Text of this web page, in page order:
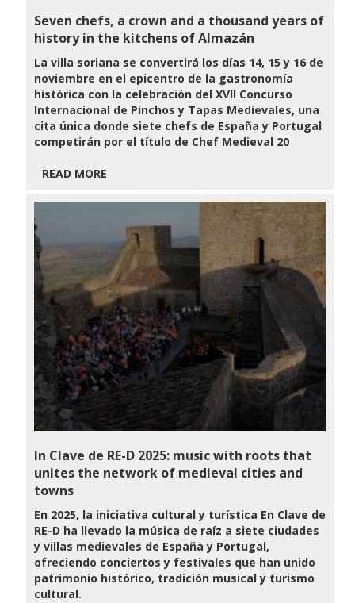
Seven chefs, a crown and a thousand years of
history in the kitchens of Almazán
La villa soriana se convertirá los días 14, 15 y 16 de
noviembre en el epicentro de la gastronomía
histórica con la celebración del XVII Concurso
Internacional de Pinchos y Tapas Medievales, una
cita única donde siete chefs de España y Portugal
competirán por el título de Chef Medieval 20
READ MORE
In Clave de RE-D 2025: music with roots that
unites the network of medieval cities and
towns
En 2025, la iniciativa cultural y turística En Clave de
RE-D ha llevado la música de raíz a siete ciudades
y villas medievales de España y Portugal,
ofreciendo conciertos y festivales que han unido
patrimonio histórico, tradición musical y turismo
cultural.